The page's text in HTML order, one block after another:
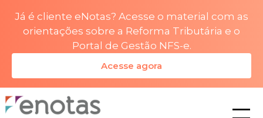
Já é cliente eNotas? Acesse o material com as
orientações sobre a Reforma Tributária e o
Portal de Gestão NFS-e.
Acesse agora
planos